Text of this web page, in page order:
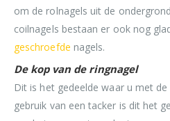
om de rolnagels uit de
coilnagels bestaan er ook nog
geschroefde nagels.
De kop van de ringnagel
Dit is het gedeelde waar u met de
gebruik van een tacker is dit het